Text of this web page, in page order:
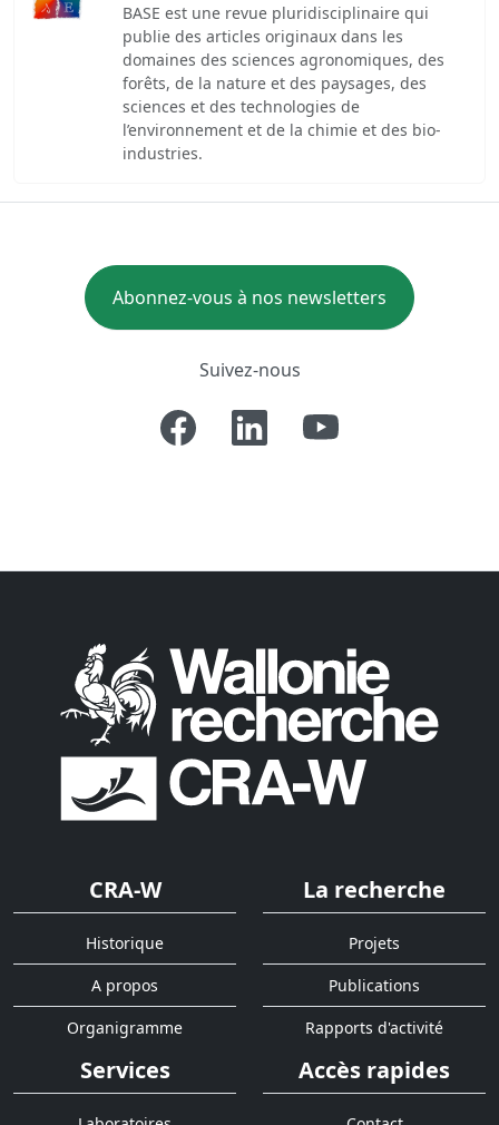
BASE est une revue pluridisciplinaire qui
publie des articles originaux dans les
domaines des sciences agronomiques, des
forêts, de la nature et des paysages, des
sciences et des technologies de
l’environnement et de la chimie et des bio-
industries.
Abonnez-vous à nos newsletters
Suivez-nous
CRA-W
Historique
A propos
Organigramme
La recherche
Projets
Publications
Rapports d'activité
Services Accès rapides